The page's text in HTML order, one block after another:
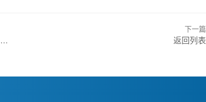
下一篇
返回列表